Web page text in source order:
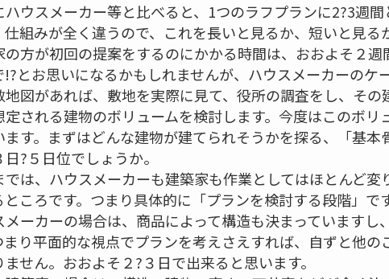
ハウスメーカー等と比べると、1つのラフプランに2?3週
仕組みが全く違うので、これを長いと見るか、短いと見る
の方が初回の提案をするのにかかる時間は、おおよそ２週
!?とお思いになるかもしれませんが、ハウスメーカーのケ
地図があれば、敷地を実際に見て、役所の調査をし、そ
定される建物のボリュームを検討します。今度はこのボ
ます。まずはどんな建物が建てられそうかを探る、「基
?５日位でしょうか。
では、ハウスメーカーも建築家も作業としてはほとんど
ところです。つまり具体的に「プランを検討する段階」で
メーカーの場合は、商品によって構造も決まっています
まり平面的な視点でプランを考えさえすれば、自ずと他
ません。おおよそ２?３日で出来ると思います。